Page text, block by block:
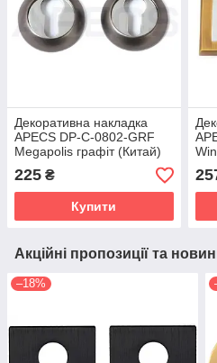
Декоративна накладка
APECS DP-C-0802-GRF
Megapolis графіт (Китай)
225 ₴
Купити
Акційні пропозиції та
–18%